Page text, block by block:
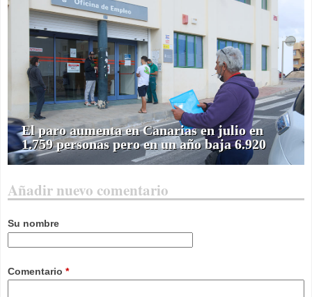
El paro aumenta en Canarias en julio en
1.759 personas pero en un año baja 6.920
Añadir nuevo comentario
Su nombre
Comentario *